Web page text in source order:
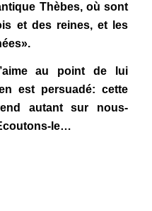
Thèbes, où sont
et des reines, et les
au point de lui
est persuadé: cette
autant sur nous-
le…